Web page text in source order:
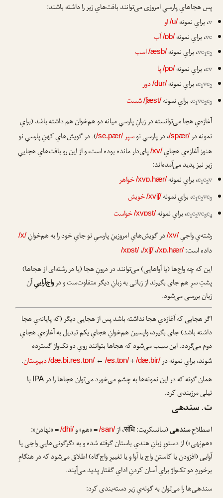
پس هجاهایِ پارسیِ امروزی می‌توانند بافت‌هایِ زیر را داشته باشند:
v، برایِ نمونه/u/ او
vc، برایِ نمونه/ɒb/آب
vc1c2 ، برایِ نمونه/æsb/ اسب
cv، برایِ نمونه/pɒ/ پا
c1vc2 ، برایِ نمونه/dur/ دور
c1vc2c3 ، برایِ نمونه/ʃæst/ شست
آغازه‌یِ هجا می‌توانسته در زبانِ پارسیِ میانه دو هم‌خوان هم داشته باشد (برایِ
نمونه در/spær/، در پارسیِ نوسپر/se.pær/). در گویش‌هایِ کهنِ پارسیِ نو
هنوز آغازه‌یِ هجایِ/xv/پای‌دار مانده بوده است، و از این رو بافت‌هایِ هجاییِ
زیر نیز پدید می‌آمده‌اند:
c1c2v ، برایِ نمونه/xvɒ.hær/ خواهر
c1c2vc3 ، برایِ نمونه/xviʃ/ خویش
c1c2vc3c4 ، برایِ نمونه/xvɒst/ خواست
رشته‌یِ واجیِ/xv/در گویش‌هایِ امروزینِ پارسیِ نو جایِ خود را به هم‌خوانِ/x/
داده است:/xɒ.hær/،/xiʃ/،/xɒst/
این که چه واج‌ها (یا آواهایی) می‌توانند در درونِ هجا (یا در رشته‌ای از هجاها)
پشتِ سرِ هم جای بگیرند از زبانی به زبانِ دیگر متفاوت‌ست و درواج‌آراییِآن
زبان بررسی می‌شود.
اگر هجایی که آغازه‌یِ هجا نداشته باشد پس از هجایی دیگر (که پایانه‌یِ هجا
داشته باشد) جای بگیرد، واپسین هم‌خوانِ هجایِ یکم تبدیل به آغازه‌یِ هجایِ
دوم می‌گردد. این سبـب می‌شود که هجاها بتوانند رویِ دو تک‌واژ گسترده
شوند، برایِ نمونه در/dæ.bir/
+
/es.tɒn/
←
/dæ.bi.res.tɒn/ دبیرستان.
همان گونه که در این نمونه‌ها به چشم می‌خورد می‌توان هجاها را درIPA
با
تیلی مرزبندی کرد.
ت. سندهی
اصطلاحِسندهی(سانسکریت:संधि، از/san/= «هم» و/dhi/= «نهادن»:
«هم‌نِهی») از دستورِ زبانِ هندیِ باستان گرفته شده و به دگرگونی‌هاییِ واجی یا
آوایی (افزودن یا کاستنِ واج یا آوا و یا تغییرِ واج‌گاه) اطلاق می‌شود که در هنگامِ
برخوردِ دو تک‌واژ برایِ آسان کردنِ ادایِ گفتار پدید می‌آیند.
سندهی‌ها را می‌توان به گونه‌یِ زیر دسته‌بندی کرد: